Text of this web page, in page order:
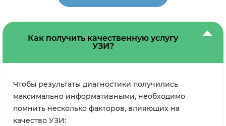
Как получить качественную услугу
УЗИ?
Чтобы результаты диагностики получились
максимально информативными, необходимо
помнить несколько факторов, влияющих на
качество УЗИ: